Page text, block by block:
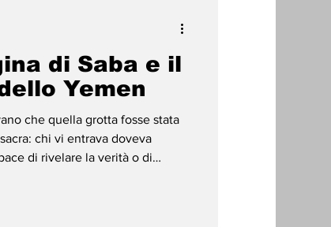
di Saba e il
Yemen
che quella grotta fosse stata
chi vi entrava doveva
di rivelare la verità o di